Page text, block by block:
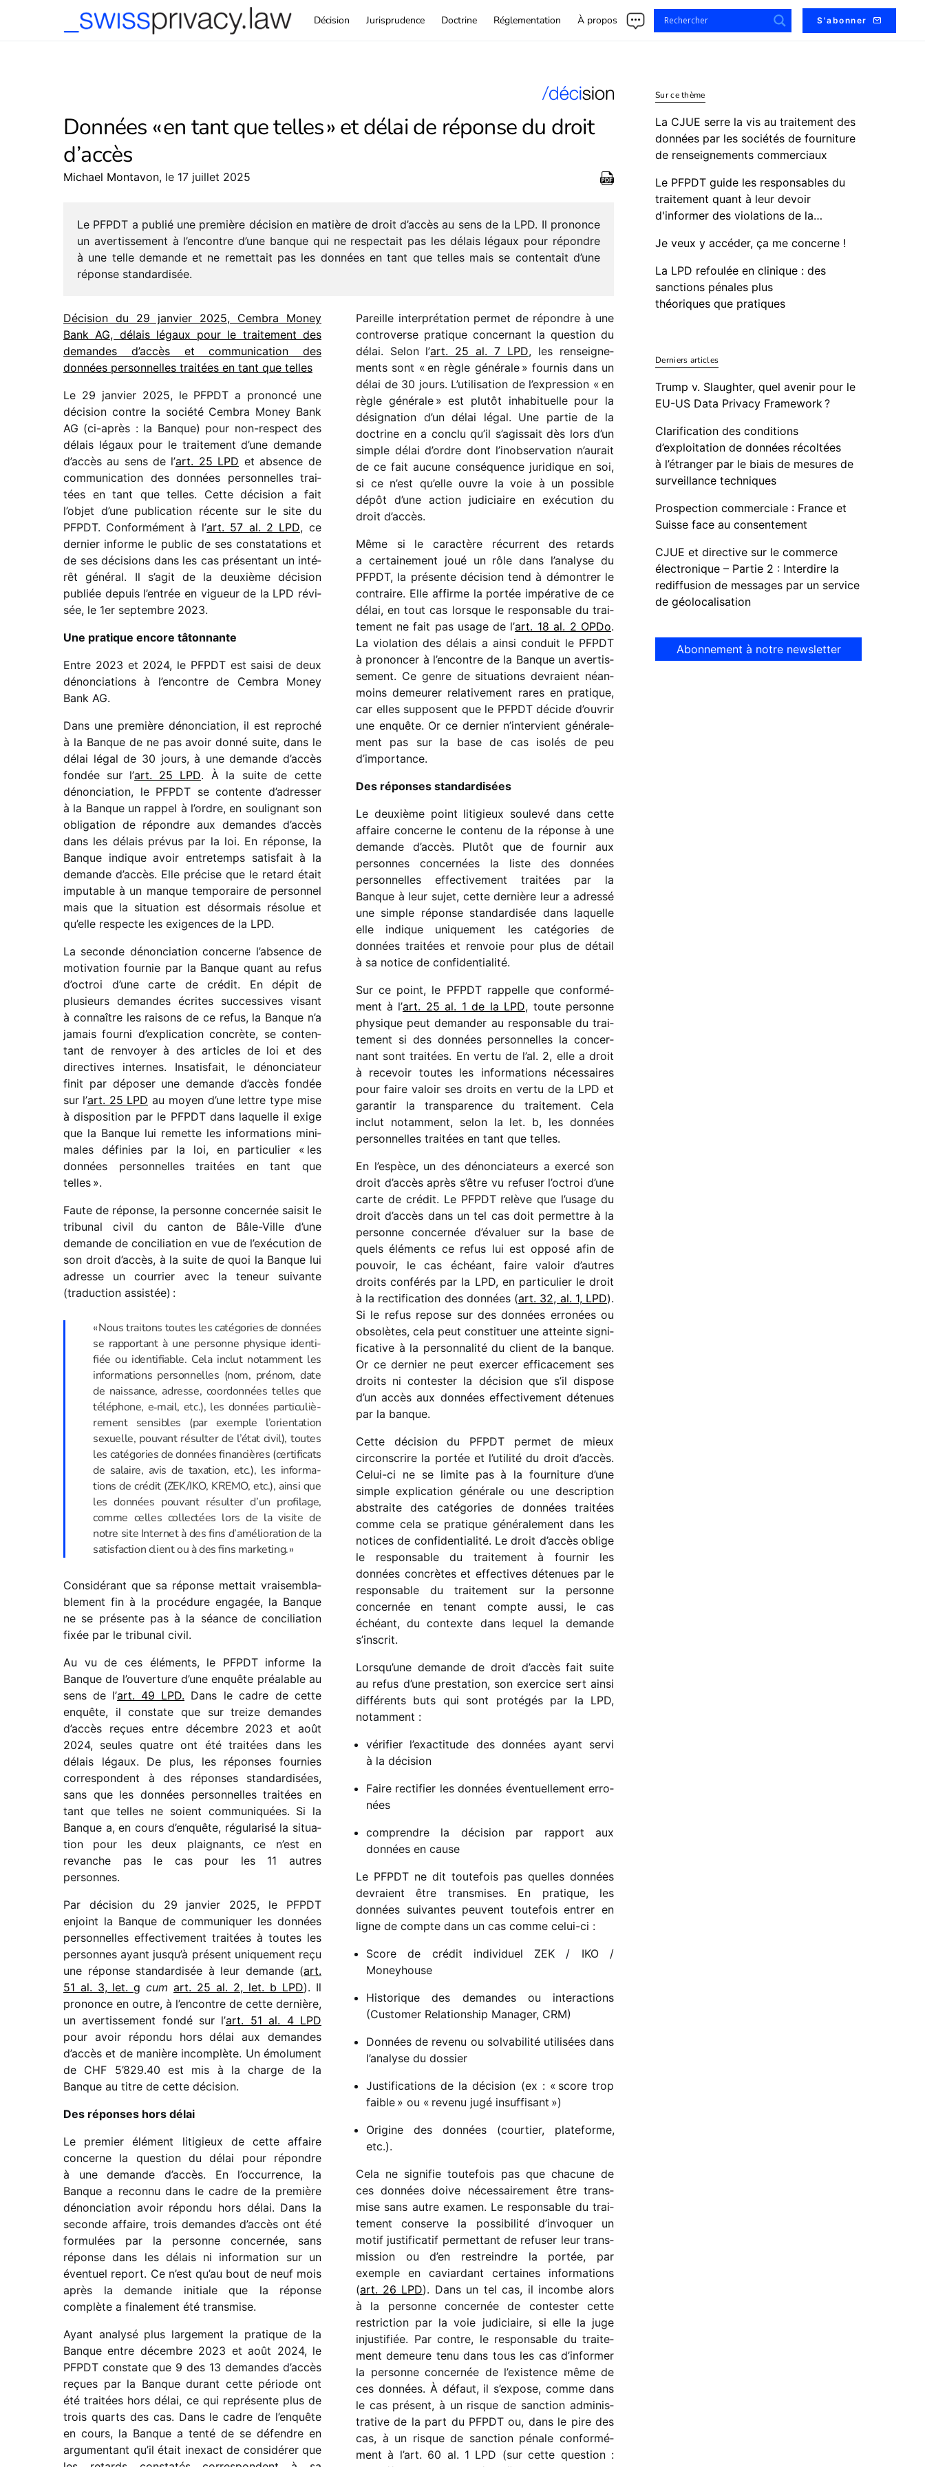
Décision Jurisprudence Doctrine Réglementation À propos S'abonner
Données « en tant que telles » et délai de réponse du droit
d’accès
Michael Montavon, le 17 juillet 2025
Le PFPDT a publié une première déci­sion en matière de droit d’accès au sens de la LPD. Il prononce
un aver­tis­se­ment à l’encontre d’une banque qui ne respec­tait pas les délais légaux pour répondre
à une telle demande et ne remet­tait pas les données en tant que telles mais se conten­tait d’une
réponse standardisée.
Décision du 29 janvier 2025, Cembra Money
Bank AG, délais légaux pour le trai­te­ment des
demandes d’accès et commu­ni­ca­tion des
données person­nelles trai­tées en tant que telles
Le 29 janvier 2025, le PFPDT a prononcé une
déci­sion contre la société Cembra Money Bank
AG (ci-après : la Banque) pour non-respect des
délais légaux pour le trai­te­ment d’une demande
d’accès au sens de l’art. 25 LPD et absence de
commu­ni­ca­tion des données person­nelles trai­
tées en tant que telles. Cette déci­sion a fait
l’objet d’une publi­ca­tion récente sur le site du
PFPDT. Conformément à l’art. 57 al. 2 LPD, ce
dernier informe le public de ses consta­ta­tions et
de ses déci­sions dans les cas présen­tant un inté­
rêt géné­ral. Il s’agit de la deuxième déci­sion
publiée depuis l’entrée en vigueur de la LPD révi­
sée, le 1er septembre 2023.
Une pratique encore tâton­nante
Entre 2023 et 2024, le PFPDT est saisi de deux
dénon­cia­tions à l’encontre de Cembra Money
Bank AG.
Dans une première dénon­cia­tion, il est repro­ché
à la Banque de ne pas avoir donné suite, dans le
délai légal de 30 jours, à une demande d’accès
fondée sur l’art. 25 LPD. À la suite de cette
dénon­cia­tion, le PFPDT se contente d’adresser
à la Banque un rappel à l’ordre, en souli­gnant son
obli­ga­tion de répondre aux demandes d’accès
dans les délais prévus par la loi. En réponse, la
Banque indique avoir entre­temps satis­fait à la
demande d’accès. Elle précise que le retard était
impu­table à un manque tempo­raire de person­nel
mais que la situa­tion est désor­mais réso­lue et
qu’elle respecte les exigences de la LPD.
La seconde dénon­cia­tion concerne l’absence de
moti­va­tion four­nie par la Banque quant au refus
d’octroi d’une carte de crédit. En dépit de
plusieurs demandes écrites succes­sives visant
à connaître les raisons de ce refus, la Banque n’a
jamais fourni d’explication concrète, se conten­
tant de renvoyer à des articles de loi et des
direc­tives internes. Insatisfait, le dénon­cia­teur
finit par dépo­ser une demande d’accès fondée
sur l’art. 25 LPD au moyen d’une lettre type mise
à dispo­si­tion par le PFPDT dans laquelle il exige
que la Banque lui remette les infor­ma­tions mini­
males défi­nies par la loi, en parti­cu­lier « les
données person­nelles trai­tées en tant que
telles ».
Faute de réponse, la personne concer­née saisit le
tribu­nal civil du canton de Bâle-Ville d’une
demande de conci­lia­tion en vue de l’exécution de
son droit d’accès, à la suite de quoi la Banque lui
adresse un cour­rier avec la teneur suivante
(traduc­tion assis­tée) :
« Nous trai­tons toutes les caté­go­ries de données
se rappor­tant à une personne physique iden­ti­
fiée ou iden­ti­fiable. Cela inclut notam­ment les
infor­ma­tions person­nelles (nom, prénom, date
de nais­sance, adresse, coor­don­nées telles que
télé­phone, e‑mail, etc.), les données parti­cu­liè­
re­ment sensibles (par exemple l’orientation
sexuelle, pouvant résul­ter de l’état civil), toutes
les caté­go­ries de données finan­cières (certi­fi­cats
de salaire, avis de taxa­tion, etc.), les infor­ma­
tions de crédit (ZEK/​IKO, KREMO, etc.), ainsi que
les données pouvant résul­ter d’un profi­lage,
comme celles collec­tées lors de la visite de
notre site Internet à des fins d’amélioration de la
satis­fac­tion client ou à des fins marke­ting. »
Considérant que sa réponse mettait vrai­sem­bla­
ble­ment fin à la procé­dure enga­gée, la Banque
ne se présente pas à la séance de conci­lia­tion
fixée par le tribu­nal civil.
Au vu de ces éléments, le PFPDT informe la
Banque de l’ouverture d’une enquête préa­lable au
sens de l’art. 49 LPD. Dans le cadre de cette
enquête, il constate que sur treize demandes
d’accès reçues entre décembre 2023 et août
2024, seules quatre ont été trai­tées dans les
délais légaux. De plus, les réponses four­nies
corres­pondent à des réponses stan­dar­di­sées,
sans que les données person­nelles trai­tées en
tant que telles ne soient commu­ni­quées. Si la
Banque a, en cours d’enquête, régu­la­risé la situa­
tion pour les deux plai­gnants, ce n’est en
revanche pas le cas pour les 11 autres
personnes.
Par déci­sion du 29 janvier 2025, le PFPDT
enjoint la Banque de commu­ni­quer les données
person­nelles effec­ti­ve­ment trai­tées à toutes les
personnes ayant jusqu’à présent unique­ment reçu
une réponse stan­dar­di­sée à leur demande (art.
51 al. 3, let. g cum art. 25 al. 2, let. b LPD). Il
prononce en outre, à l’encontre de cette dernière,
un aver­tis­se­ment fondé sur l’art. 51 al. 4 LPD
pour avoir répondu hors délai aux demandes
d’accès et de manière incom­plète. Un émolu­ment
de CHF 5’829.40 est mis à la charge de la
Banque au titre de cette déci­sion.
Des réponses hors délai
Le premier élément liti­gieux de cette affaire
concerne la ques­tion du délai pour répondre
à une demande d’accès. En l’occurrence, la
Banque a reconnu dans le cadre de la première
dénon­cia­tion avoir répondu hors délai. Dans la
seconde affaire, trois demandes d’accès ont été
formu­lées par la personne concer­née, sans
réponse dans les délais ni infor­ma­tion sur un
éven­tuel report. Ce n’est qu’au bout de neuf mois
après la demande initiale que la réponse
complète a fina­le­ment été trans­mise.
Ayant analysé plus large­ment la pratique de la
Banque entre décembre 2023 et août 2024, le
PFPDT constate que 9 des 13 demandes d’accès
reçues par la Banque durant cette période ont
été trai­tées hors délai, ce qui repré­sente plus de
trois quarts des cas. Dans le cadre de l’enquête
en cours, la Banque a tenté de se défendre en
argu­men­tant qu’il était inexact de consi­dé­rer que
Pareille inter­pré­ta­tion permet de répondre à une
contro­verse pratique concer­nant la ques­tion du
délai. Selon l’art. 25 al. 7 LPD, les rensei­gne­
ments sont « en règle géné­rale » four­nis dans un
délai de 30 jours. L’utilisation de l’expression « en
règle géné­rale » est plutôt inha­bi­tuelle pour la
dési­gna­tion d’un délai légal. Une partie de la
doctrine en a conclu qu’il s’agissait dès lors d’un
simple délai d’ordre dont l’inobservation n’aurait
de ce fait aucune consé­quence juri­dique en soi,
si ce n’est qu’elle ouvre la voie à un possible
dépôt d’une action judi­ciaire en exécu­tion du
droit d’accès.
Même si le carac­tère récur­rent des retards
a certai­ne­ment joué un rôle dans l’ana­lyse du
PFPDT, la présente déci­sion tend à démon­trer le
contraire. Elle affirme la portée impé­ra­tive de ce
délai, en tout cas lorsque le respon­sable du trai­
te­ment ne fait pas usage de l’art. 18 al. 2 OPDo.
La viola­tion des délais a ainsi conduit le PFPDT
à pronon­cer à l’encontre de la Banque un aver­tis­
se­ment. Ce genre de situa­tions devraient néan­
moins demeu­rer rela­ti­ve­ment rares en pratique,
car elles supposent que le PFPDT décide d’ouvrir
une enquête. Or ce dernier n’in­ter­vient géné­ra­le­
ment pas sur la base de cas isolés de peu
d’importance.
Des réponses stan­dar­di­sées
Le deuxième point liti­gieux soulevé dans cette
affaire concerne le contenu de la réponse à une
demande d’accès. Plutôt que de four­nir aux
personnes concer­nées la liste des données
person­nelles effec­ti­ve­ment trai­tées par la
Banque à leur sujet, cette dernière leur a adressé
une simple réponse stan­dar­di­sée dans laquelle
elle indique unique­ment les caté­go­ries de
données trai­tées et renvoie pour plus de détail
à sa notice de confi­den­tia­lité.
Sur ce point, le PFPDT rappelle que confor­mé­
ment à l’art. 25 al. 1 de la LPD, toute personne
physique peut deman­der au respon­sable du trai­
te­ment si des données person­nelles la concer­
nant sont trai­tées. En vertu de l’al. 2, elle a droit
à rece­voir toutes les infor­ma­tions néces­saires
pour faire valoir ses droits en vertu de la LPD et
garan­tir la trans­pa­rence du trai­te­ment. Cela
inclut notam­ment, selon la let. b, les données
person­nelles trai­tées en tant que telles.
En l’espèce, un des dénon­cia­teurs a exercé son
droit d’accès après s’être vu refu­ser l’octroi d’une
carte de crédit. Le PFPDT relève que l’usage du
droit d’accès dans un tel cas doit permettre à la
personne concer­née d’évaluer sur la base de
quels éléments ce refus lui est opposé afin de
pouvoir, le cas échéant, faire valoir d’autres
droits confé­rés par la LPD, en parti­cu­lier le droit
à la recti­fi­ca­tion des données (art. 32, al. 1, LPD).
Si le refus repose sur des données erro­nées ou
obso­lètes, cela peut consti­tuer une atteinte signi­
fi­ca­tive à la person­na­lité du client de la banque.
Or ce dernier ne peut exer­cer effi­ca­ce­ment ses
droits ni contes­ter la déci­sion que s’il dispose
d’un accès aux données effec­ti­ve­ment déte­nues
par la banque.
Cette déci­sion du PFPDT permet de mieux
circons­crire la portée et l’utilité du droit d’accès.
Celui-ci ne se limite pas à la four­ni­ture d’une
simple expli­ca­tion géné­rale ou une descrip­tion
abstraite des caté­go­ries de données trai­tées
comme cela se pratique géné­ra­le­ment dans les
notices de confi­den­tia­lité. Le droit d’ac­cès oblige
le respon­sable du trai­te­ment à four­nir les
données concrètes et effec­tives déte­nues par le
respon­sable du trai­te­ment sur la personne
concer­née en tenant compte aussi, le cas
échéant, du contexte dans lequel la demande
s’inscrit.
Lorsqu’une demande de droit d’accès fait suite
au refus d’une pres­ta­tion, son exer­cice sert ainsi
diffé­rents buts qui sont proté­gés par la LPD,
notam­ment :
véri­fier l’exactitude des données ayant servi
à la déci­sion
Faire recti­fier les données éven­tuel­le­ment erro­
nées
comprendre la déci­sion par rapport aux
données en cause
Le PFPDT ne dit toute­fois pas quelles données
devraient être trans­mises. En pratique, les
données suivantes peuvent toute­fois entrer en
ligne de compte dans un cas comme celui-ci :
Score de crédit indi­vi­duel ZEK /​ IKO /​
Moneyhouse
Historique des demandes ou inter­ac­tions
(Customer Relationship Manager, CRM)
Données de revenu ou solva­bi­lité utili­sées dans
l’analyse du dossier
Justifications de la déci­sion (ex : « score trop
faible » ou « revenu jugé insuf­fi­sant »)
Origine des données (cour­tier, plate­forme,
etc.).
Cela ne signi­fie toute­fois pas que chacune de
ces données doive néces­sai­re­ment être trans­
mise sans autre examen. Le respon­sable du trai­
te­ment conserve la possi­bi­lité d’in­vo­quer un
motif justi­fi­ca­tif permet­tant de refu­ser leur trans­
mis­sion ou d’en restreindre la portée, par
exemple en caviar­dant certaines infor­ma­tions
(art. 26 LPD). Dans un tel cas, il incombe alors
à la personne concer­née de contes­ter cette
restric­tion par la voie judi­ciaire, si elle la juge
injus­ti­fiée. Par contre, le respon­sable du trai­te­
ment demeure tenu dans tous les cas d’informer
la personne concer­née de l’existence même de
ces données. À défaut, il s’expose, comme dans
le cas présent, à un risque de sanc­tion admi­nis­
tra­tive de la part du PFPDT ou, dans le pire des
cas, à un risque de sanc­tion pénale confor­mé­
ment à l’art. 60 al. 1 LPD (sur cette ques­tion :
Sur ce thème
La CJUE serre la vis au traitement des
données par les sociétés de fourniture
de renseignements commerciaux
Le PFPDT guide les responsables du
traitement quant à leur devoir
d'informer des violations de la…
Je veux y accéder, ça me concerne !
La LPD refoulée en clinique : des
sanctions pénales plus
théoriques que pratiques
Derniers articles
Trump v. Slaughter, quel avenir pour le
EU-US Data Privacy Framework ?
Clarification des conditions
d’exploitation de données récoltées
à l’étranger par le biais de mesures de
surveillance techniques
Prospection commerciale : France et
Suisse face au consentement
CJUE et directive sur le commerce
électronique – Partie 2 : Interdire la
rediffusion de messages par un service
de géolocalisation
Abonnement à notre newsletter